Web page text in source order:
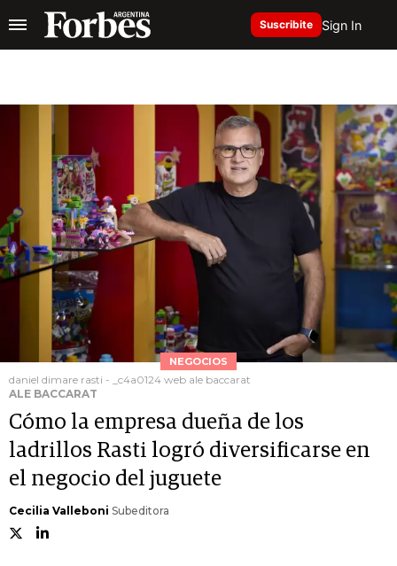
Suscribite Sign In
NEGOCIOS
daniel dimare rasti - _c4a0124 web ale baccarat
ALE BACCARAT
Cómo la empresa dueña de los
ladrillos Rasti logró diversificarse en
el negocio del juguete
Cecilia Valleboni Subeditora